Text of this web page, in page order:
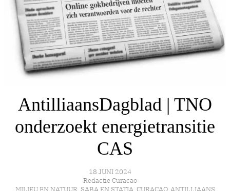
AntilliaansDagblad | TNO
onderzoekt energietransitie
CAS
18 JUNI 2024
Redactie Curacao